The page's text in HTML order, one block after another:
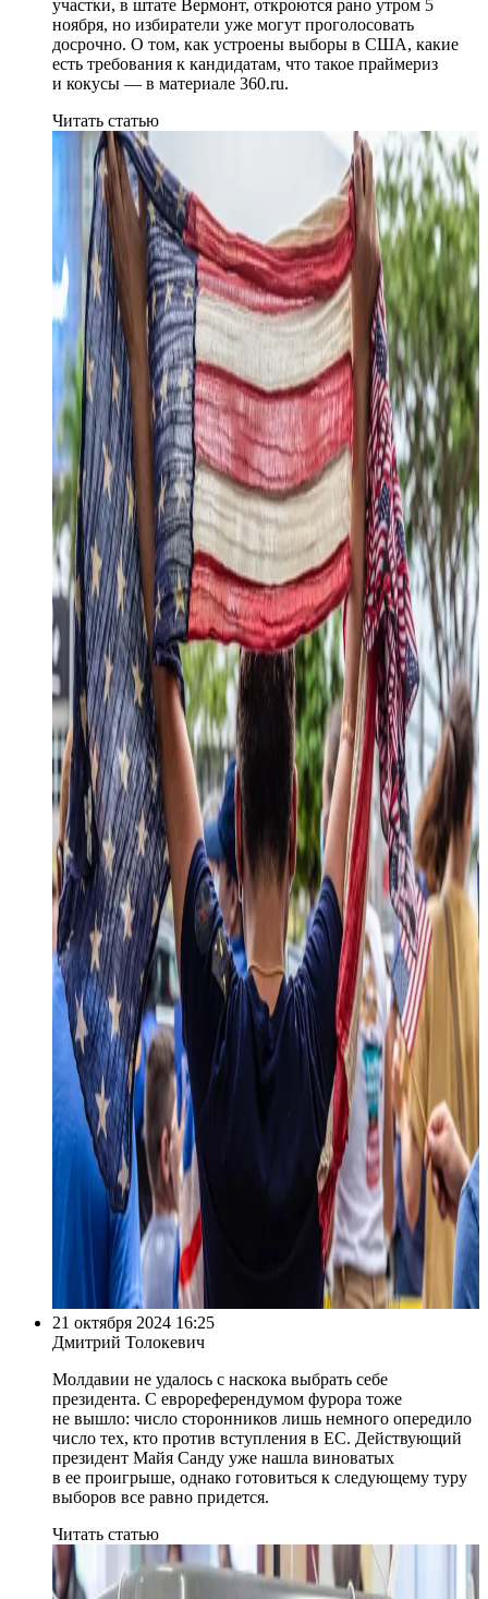
участки, в штате Вермонт, откроются рано утром 5
ноября, но избиратели уже могут проголосовать
досрочно. О том, как устроены выборы в США, какие
есть требования к кандидатам, что такое праймериз
и кокусы — в материале 360.ru.
Читать статью
21 октября 2024 16:25
Дмитрий Толокевич
Молдавии не удалось с наскока выбрать себе
президента. С еврореферендумом фурора тоже
не вышло: число сторонников лишь немного опередило
число тех, кто против вступления в ЕС. Действующий
президент Майя Санду уже нашла виноватых
в ее проигрыше, однако готовиться к следующему туру
выборов все равно придется.
Читать статью